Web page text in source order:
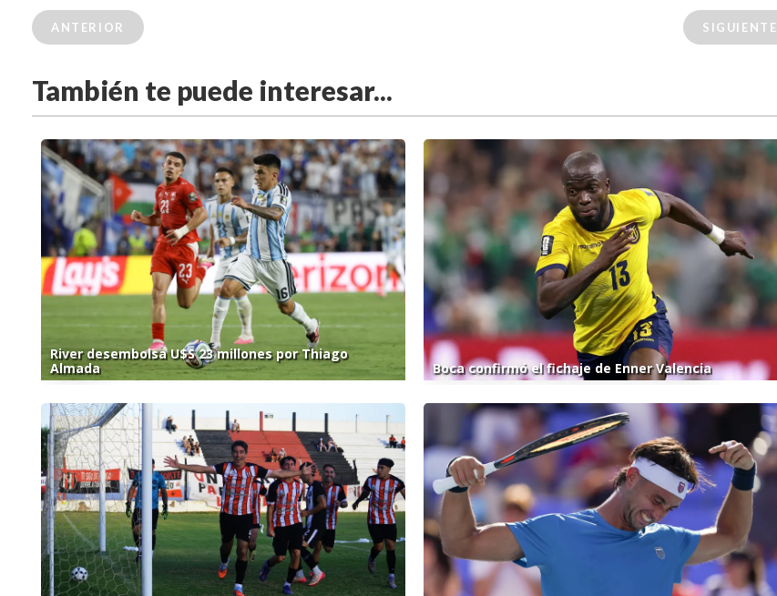
ANTERIOR SIGUIENTE
También te puede interesar...
River desembolsa U$S 23 millones por Thiago
Almada
Boca confirmó el fichaje de Enner Valencia